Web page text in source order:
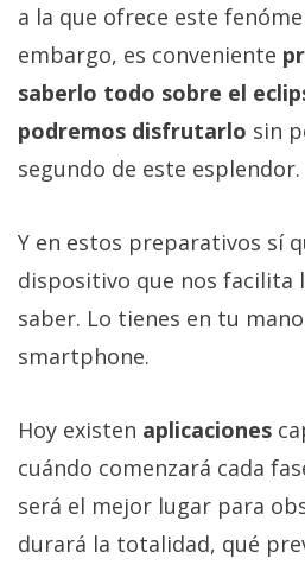
a la que ofrece este
embargo, es conveniente
saberlo todo sobre el
podremos disfrutarlo sin
segundo de este esplendor.
Y en estos preparativos sí
dispositivo que nos facilita
saber. Lo tienes en tu
smartphone.
Hoy existen aplicaciones
cuándo comenzará cada
será el mejor lugar para
durará la totalidad, qué